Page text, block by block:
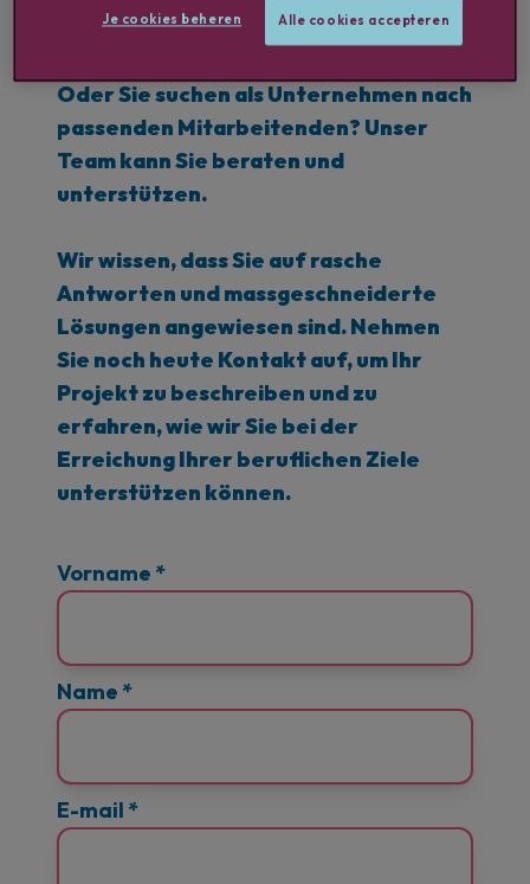
Oder Sie suchen als Unternehmen nach
passenden Mitarbeitenden? Unser
Team kann Sie beraten und
unterstützen.
Wir wissen, dass Sie auf rasche
Antworten und massgeschneiderte
Lösungen angewiesen sind. Nehmen
Sie noch heute Kontakt auf, um Ihr
Projekt zu beschreiben und zu
erfahren, wie wir Sie bei der
Erreichung Ihrer beruflichen Ziele
unterstützen können.
Vorname *
Name *
E-mail *
Alle cookies accepteren
Je cookies beheren